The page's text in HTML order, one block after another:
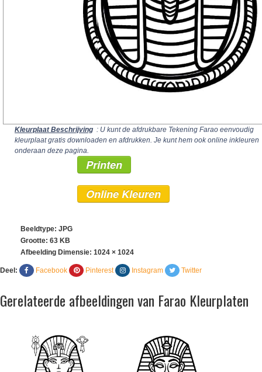
Kleurplaat Beschrijving : U kunt de afdrukbare Tekening Farao eenvoudig
kleurplaat gratis downloaden en afdrukken. Je kunt hem ook online inkleuren
onderaan deze pagina.
Printen
Online Kleuren
Beeldtype: JPG
Grootte: 63 KB
Afbeelding Dimensie: 1024 × 1024
Deel: Facebook Pinterest Instagram Twitter
Gerelateerde afbeeldingen van Farao Kleurplaten